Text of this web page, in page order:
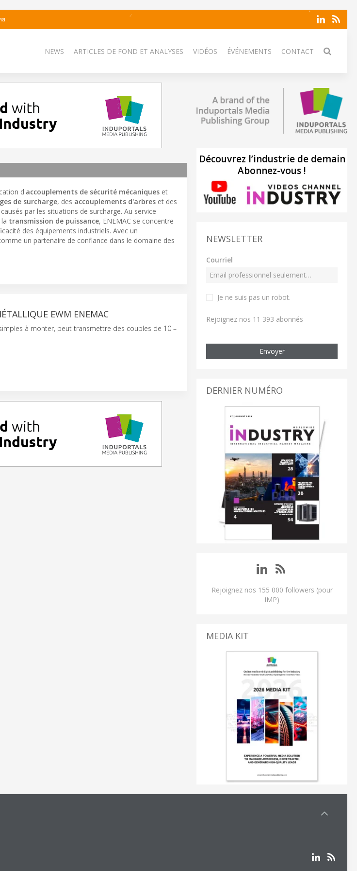
ย
NEWS ARTICLES DE FOND ET ANALYSES VIDÉOS ÉVÉNEMENTS CONTACT
d'accouplements de sécurité mécaniques et
de surcharge, des accouplements d'arbres et des
par les situations de surcharge. Au service
transmission de puissance, ENEMAC se concentre
des équipements industriels. Avec un
un partenaire de confiance dans le domaine des
EWM ENEMAC
à monter, peut transmettre des couples de 10 –
Découvrez l’industrie de demain
Abonnez-vous !
NEWSLETTER
Courriel
Je ne suis pas un robot.
Rejoignez nos 11 393 abonnés
Envoyer
DERNIER NUMÉRO
Rejoignez nos 155 000 followers (pour
IMP)
MEDIA KIT